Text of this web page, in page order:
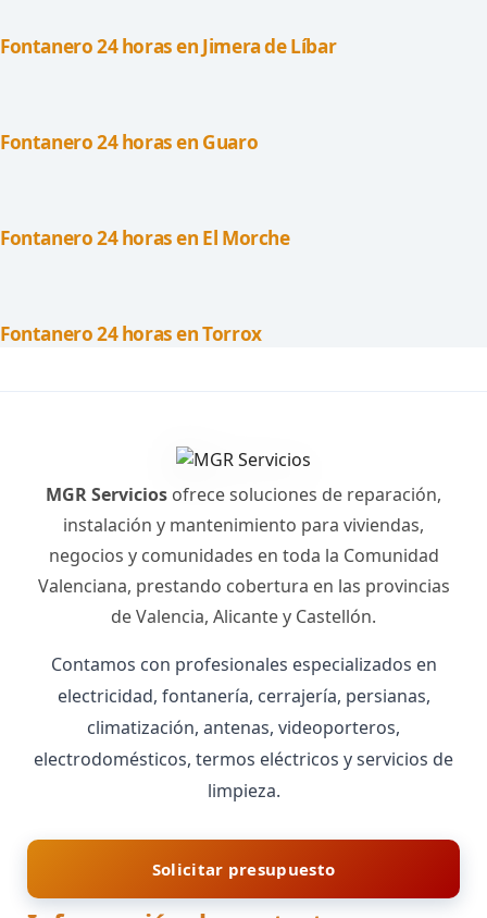
Fontanero 24 horas en Jimera de Líbar
Fontanero 24 horas en Guaro
Fontanero 24 horas en El Morche
Fontanero 24 horas en Torrox
MGR Servicios ofrece soluciones de reparación,
instalación y mantenimiento para viviendas,
negocios y comunidades en toda la Comunidad
Valenciana, prestando cobertura en las provincias
de Valencia, Alicante y Castellón.
Contamos con profesionales especializados en
electricidad, fontanería, cerrajería, persianas,
climatización, antenas, videoporteros,
electrodomésticos, termos eléctricos y servicios de
limpieza.
Solicitar presupuesto